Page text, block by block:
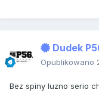
Dudek
Opublikowano
Bez spiny luzno serio